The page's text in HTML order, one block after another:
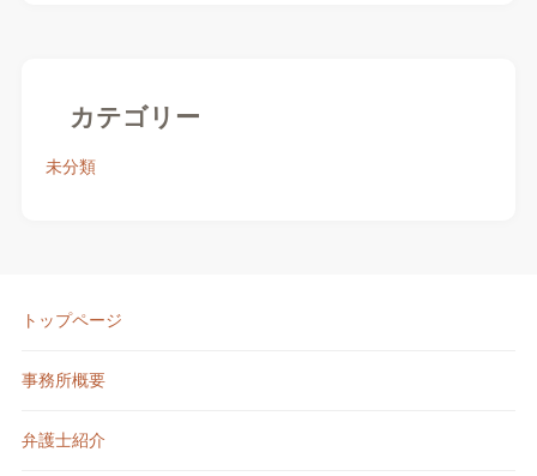
カテゴリー
未分類
トップページ
事務所概要
弁護士紹介